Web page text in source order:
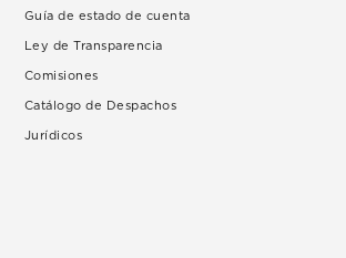
Guía de estado de cuenta
Ley de Transparencia
Comisiones
Catálogo de Despachos
Jurídicos